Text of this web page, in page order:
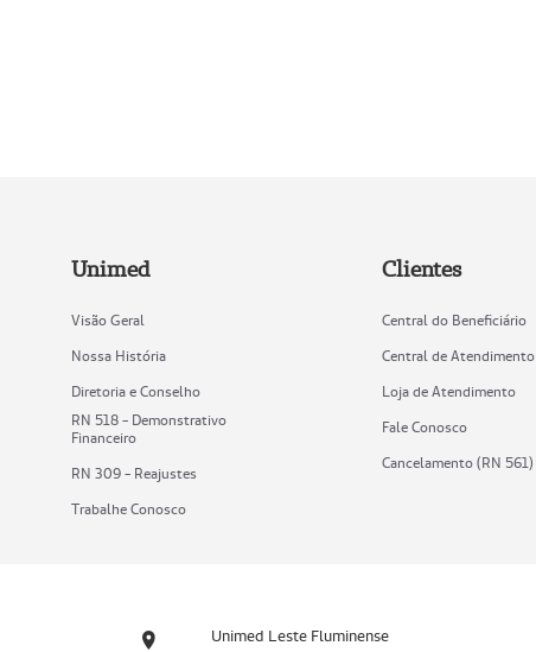
Unimed
Visão Geral
Nossa História
Diretoria e Conselho
RN 518 - Demonstrativo
Financeiro
RN 309 - Reajustes
Trabalhe Conosco
Clientes
Central do Beneficiário
Central de Atendimento
Loja de Atendimento
Fale Conosco
Cancelamento (RN 561)
Unimed Leste Fluminense